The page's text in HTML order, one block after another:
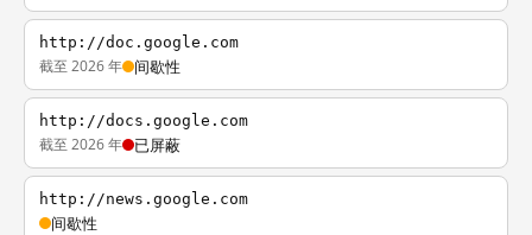
http://doc.google.com
截至 2026 年 间歇性
http://docs.google.com
截至 2026 年 已屏蔽
http://news.google.com
间歇性